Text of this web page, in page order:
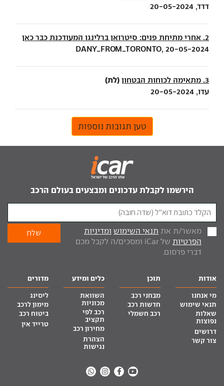
דדד, 20-05-2024
2. אחרי מתיחת פנים: סיטרואן ברלינגו המעודכנת כבר כאן
DANY_FROM_TORONTO, 20-05-2024
3. מתאימה לכוחות הבטחון (לת)
עדו, 20-05-2024
טען תגובות נוספות
הירשמו לקבלת עדכונים ומבצעים בעולם הרכב
מאשר/ת את תנאי השימוש ומדיניות
הפרטיות
של iCar ומסכים/ה לקבל מכם
דברי פרסום.
אודות
מי אנחנו
תנאי שימוש
שאלות
נפוצות
דרושים
צור קשר
תוכן
מבחני רכב
חדשות רכב
רכב חשמלי
כלים ומידע
השוואת
מכוניות
רכב לפי
תקציב
מחירון רכב
הצהרת
נגישות
מדורים
ליסינג
מימון לרכב
ביטוח רכב
טרייד אין